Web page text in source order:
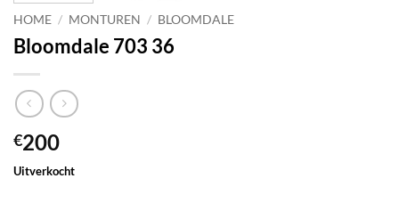
HOME / MONTUREN / BLOOMDALE
Bloomdale 703 36
€200
Uitverkocht